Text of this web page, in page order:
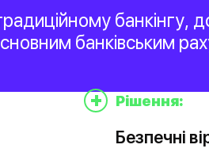
банкінгу,
банківським
+ Рішення:
Безпечні